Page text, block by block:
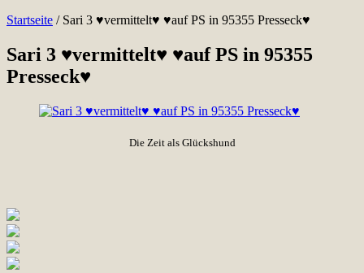
Startseite / Sari 3 ♥vermittelt♥ ♥auf PS in 95355 Presseck♥
Sari 3 ♥vermittelt♥ ♥auf PS in 95355
Presseck♥
Die Zeit als Glückshund